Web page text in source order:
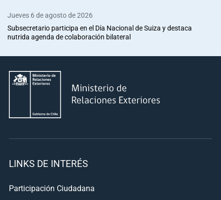
Jueves 6 de agosto de 2026
Subsecretario participa en el Día Nacional de Suiza y destaca
nutrida agenda de colaboración bilateral
LINKS DE INTERÉS
Participación Ciudadana